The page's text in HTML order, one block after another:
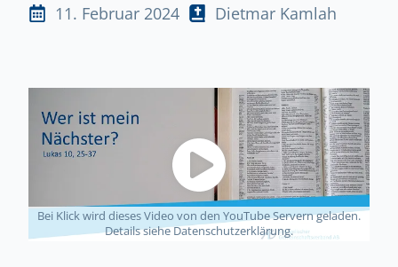
11. Februar 2024 Dietmar Kamlah
Bei Klick wird dieses Video von den YouTube Servern geladen.
Details siehe Datenschutzerklärung.